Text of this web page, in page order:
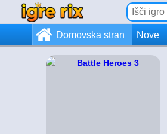
Domovska stran Nove